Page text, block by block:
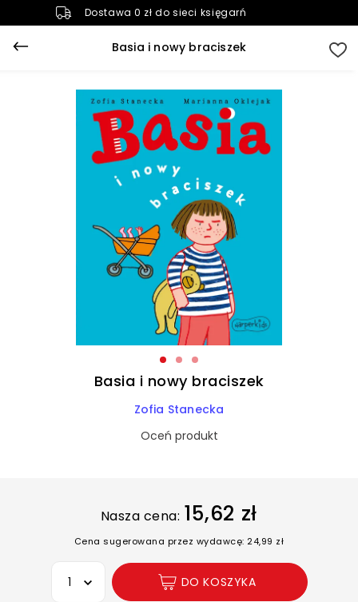
Dostawa 0 zł do sieci księgarń
Basia i nowy braciszek
Basia i nowy braciszek
Zofia Stanecka
Oceń produkt
Nasza cena: 15,62 zł
Cena sugerowana przez wydawcę: 24,99 zł
Wybierz opcję
DO KOSZYKA